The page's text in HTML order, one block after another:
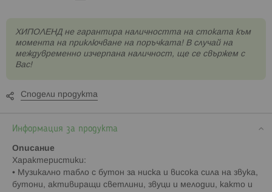
XИПОЛЕНД не гарантира наличността на стоката към
момента на приключване на поръчката! В случай на
междувременно изчерпана наличност, ще се свържем с
Вас!
Сподели продукта
Информация за продукта
Описание
Характеристики:
• Музикално табло с бутон за ниска и висока сила на звука,
бутони, активиращи светлини, звуци и мелодии, както и